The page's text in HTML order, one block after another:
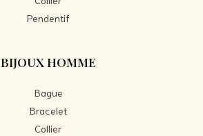
Pendentif
BIJOUX HOMME
Bague
Bracelet
Collier